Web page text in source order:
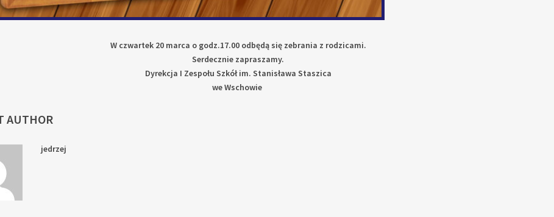
W czwartek 20 marca o godz.17.00 odbędą się zebrania z rodzicami.
Serdecznie zapraszamy.
Dyrekcja I Zespołu Szkół im. Stanisława Staszica
we Wschowie
AUTHOR
jedrzej